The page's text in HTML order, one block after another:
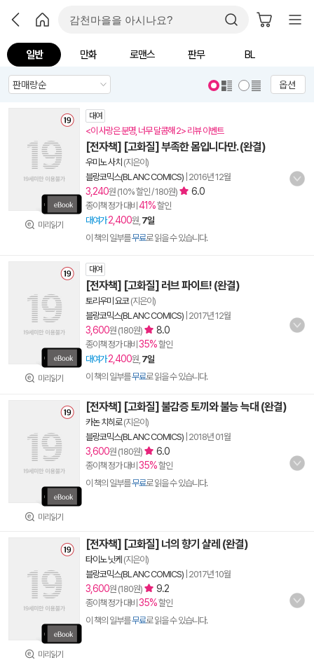
일반 만화 로맨스 판무 BL
옵션
미리읽기
대여
<이 사랑은 분명, 너무 달콤해 2> 리뷰 이벤트
[전자책] [고화질] 부족한 몸입니다만. (완결)
우미노 사치 (지은이)
블랑코믹스(BLANC COMICS) 2016년 12월
3,240원 (10% 할인 / 180원) 6.0
종이책 정가 대비 41%할인
대여가 2,400원, 7일
이 책의 일부를무료로 읽을 수 있습니다.
미리읽기
대여
[전자책] [고화질] 러브 파이트! (완결)
토리우미 요코(지은이)
블랑코믹스(BLANC COMICS) 2017년 12월
3,600원 (180원) 8.0
종이책 정가 대비 35%할인
대여가 2,400원, 7일
이 책의 일부를무료로 읽을 수 있습니다.
미리읽기
[전자책] [고화질] 불감증 토끼와 불능 늑대 (완결)
카논 치히로(지은이)
블랑코믹스(BLANC COMICS) 2018년 01월
3,600원 (180원) 6.0
종이책 정가 대비 35%할인
이 책의 일부를무료로 읽을 수 있습니다.
미리읽기
[전자책] [고화질] 너의 향기 샬레 (완결)
타이노 닛케 (지은이)
블랑코믹스(BLANC COMICS) 2017년 10월
3,600원 (180원) 9.2
종이책 정가 대비 35%할인
이 책의 일부를무료로 읽을 수 있습니다.